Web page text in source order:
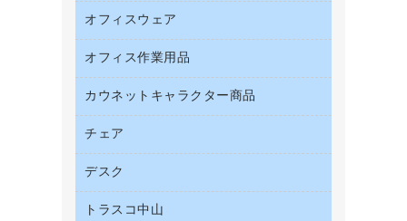
リサイクルトナー（プール方式）
互換インクカートリッジ
ファクシミリ用紙
ラベル用紙
ワープロ用紙
帳票用紙／フォーム用紙
インテリア・インテリア収納
オフィスアクセサリー
オフィスウェア
アウター
ブラウス・シャツ
医療・介護・ワーキングウェア
オフィス作業用品
ペット用品
結束用品
工場用品
梱包用テープ
カウネットキャラクター商品
カウネットキャラクター商品
チェア
オフィスチェア
ミーティングチェア
デスク
カウンター
トラスコ中山